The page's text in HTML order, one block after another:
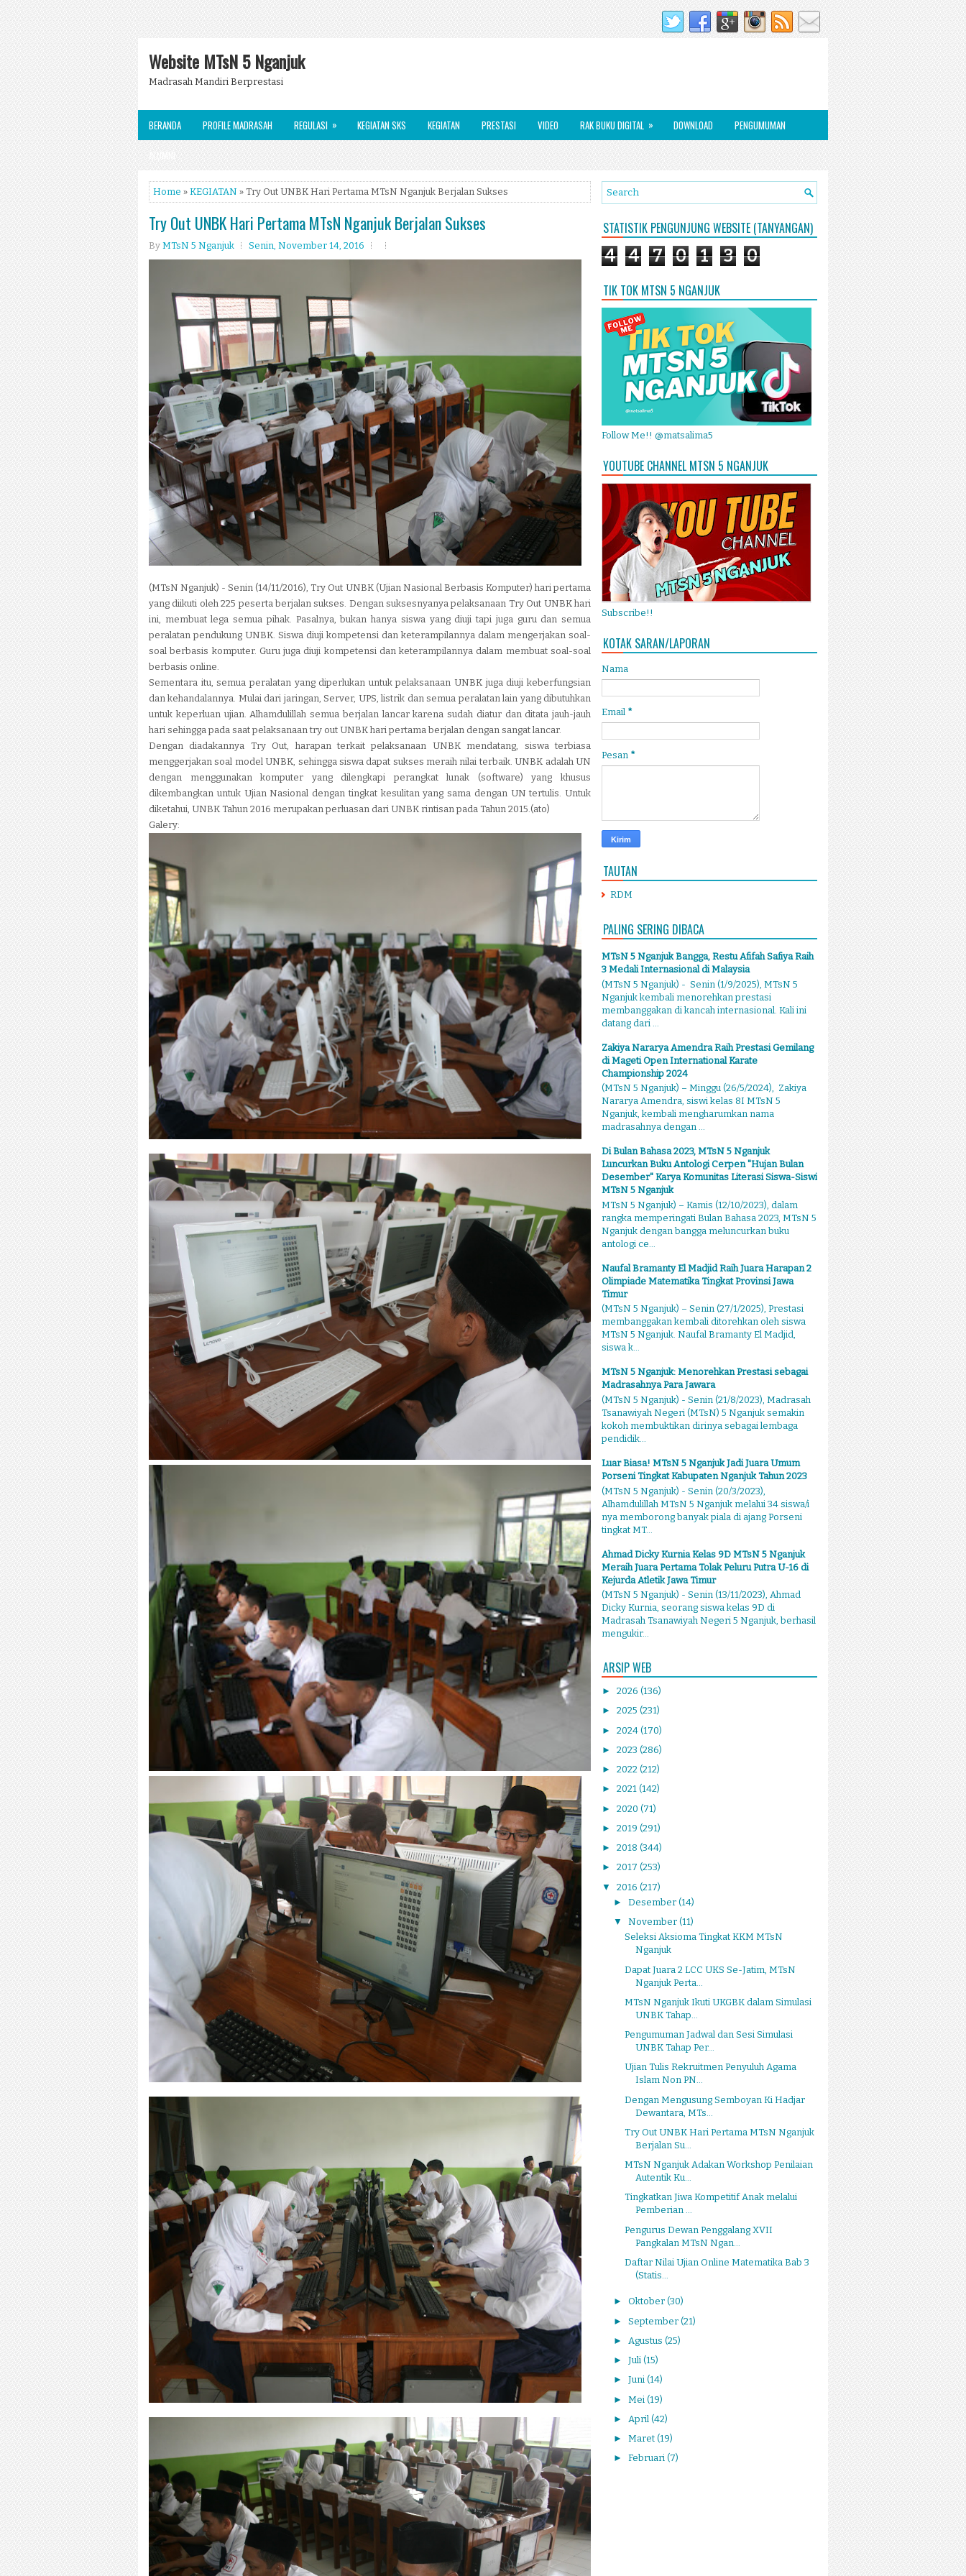
Website MTsN 5 Nganjuk
Madrasah Mandiri Berprestasi
BERANDA PROFILE MADRASAH REGULASI » KEGIATAN SKS KEGIATAN PRESTASI VIDEO RAK BUKU DIGITAL » DOWNLOAD PENGUMUMAN
ALUMNI
Home » KEGIATAN » Try Out UNBK Hari Pertama MTsN Nganjuk Berjalan Sukses
Try Out UNBK Hari Pertama MTsN Nganjuk Berjalan Sukses
By MTsN 5 Nganjuk Senin, November 14, 2016
(MTsN Nganjuk) - Senin (14/11/2016), Try Out UNBK (Ujian Nasional Berbasis Komputer) hari pertama
yang diikuti oleh 225 peserta berjalan sukses. Dengan suksesnyanya pelaksanaan Try Out UNBK hari
ini, membuat lega semua pihak. Pasalnya, bukan hanya siswa yang diuji tapi juga guru dan semua
peralatan pendukung UNBK. Siswa diuji kompetensi dan keterampilannya dalam mengerjakan soal-
soal berbasis komputer. Guru juga diuji kompetensi dan keterampilannya dalam membuat soal-soal
berbasis online.
Sementara itu, semua peralatan yang diperlukan untuk pelaksanaan UNBK juga diuji keberfungsian
dan kehandalannya. Mulai dari jaringan, Server, UPS, listrik dan semua peralatan lain yang dibutuhkan
untuk keperluan ujian. Alhamdulillah semua berjalan lancar karena sudah diatur dan ditata jauh-jauh
hari sehingga pada saat pelaksanaan try out UNBK hari pertama berjalan dengan sangat lancar.
Dengan diadakannya Try Out, harapan terkait pelaksanaan UNBK mendatang, siswa terbiasa
menggerjakan soal model UNBK, sehingga siswa dapat sukses meraih nilai terbaik. UNBK adalah UN
dengan menggunakan komputer yang dilengkapi perangkat lunak (software) yang khusus
dikembangkan untuk Ujian Nasional dengan tingkat kesulitan yang sama dengan UN tertulis. Untuk
diketahui, UNBK Tahun 2016 merupakan perluasan dari UNBK rintisan pada Tahun 2015.(ato)
Galery:
STATISTIK PENGUNJUNG WEBSITE (TANYANGAN)
4 4 7 0 1 3 0
TIK TOK MTSN 5 NGANJUK
Follow Me!! @matsalima5
YOUTUBE CHANNEL MTSN 5 NGANJUK
Subscribe!!
KOTAK SARAN/LAPORAN
Nama
Email *
Pesan *
TAUTAN
RDM
PALING SERING DIBACA
MTsN 5 Nganjuk Bangga, Restu Afifah Safiya Raih
3 Medali Internasional di Malaysia
(MTsN 5 Nganjuk) - Senin (1/9/2025), MTsN 5
Nganjuk kembali menorehkan prestasi
membanggakan di kancah internasional. Kali ini
datang dari ...
Zakiya Nararya Amendra Raih Prestasi Gemilang
di Mageti Open International Karate
Championship 2024
(MTsN 5 Nganjuk) – Minggu (26/5/2024), Zakiya
Nararya Amendra, siswi kelas 8I MTsN 5
Nganjuk, kembali mengharumkan nama
madrasahnya dengan ...
Di Bulan Bahasa 2023, MTsN 5 Nganjuk
Luncurkan Buku Antologi Cerpen "Hujan Bulan
Desember" Karya Komunitas Literasi Siswa-Siswi
MTsN 5 Nganjuk
MTsN 5 Nganjuk) – Kamis (12/10/2023), dalam
rangka memperingati Bulan Bahasa 2023, MTsN 5
Nganjuk dengan bangga meluncurkan buku
antologi ce...
Naufal Bramanty El Madjid Raih Juara Harapan 2
Olimpiade Matematika Tingkat Provinsi Jawa
Timur
(MTsN 5 Nganjuk) – Senin (27/1/2025), Prestasi
membanggakan kembali ditorehkan oleh siswa
MTsN 5 Nganjuk. Naufal Bramanty El Madjid,
siswa k...
MTsN 5 Nganjuk: Menorehkan Prestasi sebagai
Madrasahnya Para Jawara
(MTsN 5 Nganjuk) - Senin (21/8/2023), Madrasah
Tsanawiyah Negeri (MTsN) 5 Nganjuk semakin
kokoh membuktikan dirinya sebagai lembaga
pendidik...
Luar Biasa! MTsN 5 Nganjuk Jadi Juara Umum
Porseni Tingkat Kabupaten Nganjuk Tahun 2023
(MTsN 5 Nganjuk) - Senin (20/3/2023),
Alhamdulillah MTsN 5 Nganjuk melalui 34 siswa/i
nya memborong banyak piala di ajang Porseni
tingkat MT...
Ahmad Dicky Kurnia Kelas 9D MTsN 5 Nganjuk
Meraih Juara Pertama Tolak Peluru Putra U-16 di
Kejurda Atletik Jawa Timur
(MTsN 5 Nganjuk) - Senin (13/11/2023), Ahmad
Dicky Kurnia, seorang siswa kelas 9D di
Madrasah Tsanawiyah Negeri 5 Nganjuk, berhasil
mengukir...
ARSIP WEB
► 2026 (136)
► 2025 (231)
► 2024 (170)
► 2023 (286)
► 2022 (212)
► 2021 (142)
► 2020 (71)
► 2019 (291)
► 2018 (344)
► 2017 (253)
▼ 2016 (217)
► Desember (14)
▼ November (11)
Seleksi Aksioma Tingkat KKM MTsN
Nganjuk
Dapat Juara 2 LCC UKS Se-Jatim, MTsN
Nganjuk Perta...
MTsN Nganjuk Ikuti UKGBK dalam Simulasi
UNBK Tahap...
Pengumuman Jadwal dan Sesi Simulasi
UNBK Tahap Per...
Ujian Tulis Rekruitmen Penyuluh Agama
Islam Non PN...
Dengan Mengusung Semboyan Ki Hadjar
Dewantara, MTs...
Try Out UNBK Hari Pertama MTsN Nganjuk
Berjalan Su...
MTsN Nganjuk Adakan Workshop Penilaian
Autentik Ku...
Tingkatkan Jiwa Kompetitif Anak melalui
Pemberian ...
Pengurus Dewan Penggalang XVII
Pangkalan MTsN Ngan...
Daftar Nilai Ujian Online Matematika Bab 3
(Statis...
► Oktober (30)
► September (21)
► Agustus (25)
► Juli (15)
► Juni (14)
► Mei (19)
► April (42)
► Maret (19)
► Februari (7)